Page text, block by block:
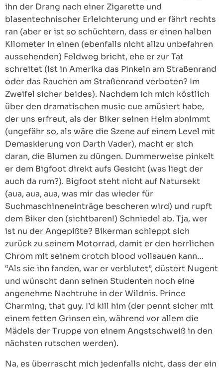
ihn der Drang nach einer Zigarette und
blasentechnischer Erleichterung und er fährt rechts
ran (aber er ist so schüchtern, dass er einen halben
Kilometer in einen (ebenfalls nicht allzu unbefahren
aussehenden) Feldweg bricht, ehe er zur Tat
schreitet (ist in Amerika das Pinkeln am Straßenrand
oder das Rauchen am Straßenrand verboten? Im
Zweifel sicher beides). Nachdem ich mich köstlich
über den dramatischen music cue amüsiert habe,
der uns erfreut, als der Biker seinen Helm abnimmt
(ungefähr so, als wäre die Szene auf einem Level mit
Demaskierung von Darth Vader), macht er sich
daran, die Blumen zu düngen. Dummerweise pinkelt
er dem Bigfoot direkt aufs Gesicht (was liegt der
auch da rum?). Bigfoot steht nicht auf Natursekt
(aua, aua, aua, was mir das wieder für
Suchmaschineneinträge bescheren wird) und rupft
dem Biker den (sichtbaren!) Schniedel ab. Tja, wer
ist nu der Angepißte? Bikerman schleppt sich
zurück zu seinem Motorrad, damit er den herrlichen
Chrom mit seinem crotch blood vollsauen kann…
“Als sie ihn fanden, war er verblutet”, düstert Nugent
und wünscht dann seinen Studenten noch eine
angenehme Nachtruhe in der Wildnis. Prince
Charming, that guy. I’d kill him (der pennt sicher mit
einem fetten Grinsen ein, während vor allem die
Mädels der Truppe von einem Angstschweiß in den
nächsten rutschen werden).
Na, es überrascht mich jedenfalls nicht, dass der ein